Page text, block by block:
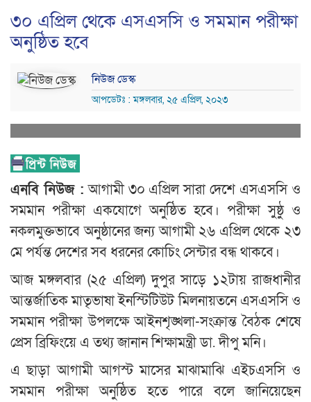
৩০ এপ্রিল থেকে এসএসসি ও সমমান পরীক্ষা
অনুষ্ঠিত হবে
নিউজ ডেস্ক
আপডেটঃ : মঙ্গলবার, ২৫ এপ্রিল, ২০২৩
এনবি নিউজ : আগামী ৩০ এপ্রিল সারা দেশে এসএসসি ও
সমমান পরীক্ষা একযোগে অনুষ্ঠিত হবে। পরীক্ষা সুষ্ঠু ও
নকলমুক্তভাবে অনুষ্ঠানের জন্য আগামী ২৬ এপ্রিল থেকে ২৩
মে পর্যন্ত দেশের সব ধরনের কোচিং সেন্টার বন্ধ থাকবে।
আজ মঙ্গলবার (২৫ এপ্রিল) দুপুর সাড়ে ১২টায় রাজধানীর
আন্তর্জাতিক মাতৃভাষা ইনস্টিটিউট মিলনায়তনে এসএসসি ও
সমমান পরীক্ষা উপলক্ষে আইনশৃঙ্খলা-সংক্রান্ত বৈঠক শেষে
প্রেস ব্রিফিংয়ে এ তথ্য জানান শিক্ষামন্ত্রী ডা. দীপু মনি।
এ ছাড়া আগামী আগস্ট মাসের মাঝামাঝি এইচএসসি ও
সমমান পরীক্ষা অনুষ্ঠিত হতে পারে বলে জানিয়েছেন